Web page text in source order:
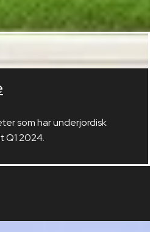
som har underjordisk
Q1 2024.